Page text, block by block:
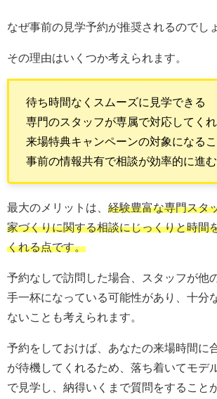
なぜ事前の見学予約が推奨されるのでし
その理由はいくつか考えられます。
待ち時間なくスムーズに見学できる
専門のスタッフが専属で対応してく
来場特典キャンペーンの対象になる
事前の情報共有で相談が効率的に進む
最大のメリットは、 経験豊富な専門スタ
家づくりに関する相談にじっくりと時間
くれる点です。
予約なしで訪問した場合、スタッフが他
手一杯になっている可能性があり、十分
ないことも考えられます。
予約をしておけば、あなたの来場時間に
が待機してくれるため、落ち着いてモデ
で見学し、納得いくまで質問をすること